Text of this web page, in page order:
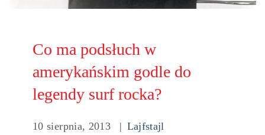
Co ma podsłuch w
amerykańskim godle do
legendy surf rocka?
10 sierpnia, 2013 Lajfstajl